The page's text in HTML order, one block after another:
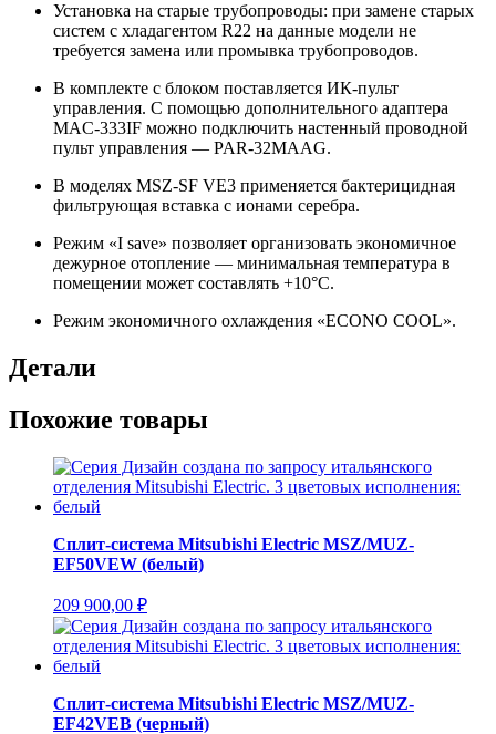
Установка на старые трубопроводы: при замене старых
систем с хладагентом R22 на данные модели не
требуется замена или промывка трубопроводов.
В комплекте с блоком поставляется ИК-пульт
управления. С помощью дополнительного адаптера
MAC-333IF можно подключить настенный проводной
пульт управления — PAR-32MAAG.
В моделях MSZ-SF VE3 применяется бактерицидная
фильтрующая вставка с ионами серебра.
Режим «I save» позволяет организовать экономичное
дежурное отопление — минимальная температура в
помещении может составлять +10°С.
Режим экономичного охлаждения «ECONO COOL».
Детали
Похожие товары
Сплит-система Mitsubishi Electric MSZ/MUZ-
EF50VEW (белый)
209 900,00 ₽
Сплит-система Mitsubishi Electric MSZ/MUZ-
EF42VEВ (черный)